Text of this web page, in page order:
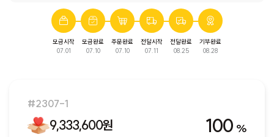
모금시작
07.01
모금완료
07.10
주문완료
07.10
전달시작
07.11
전달완료
08.25
기부완료
08.28
알림신청하기
#2307-1
9,333,600원 100 %